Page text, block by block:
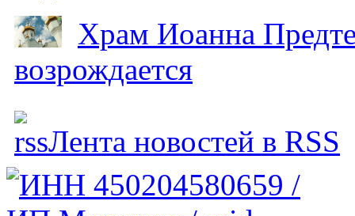
Храм Иоанна
возрождается
Лента новостей в RSS